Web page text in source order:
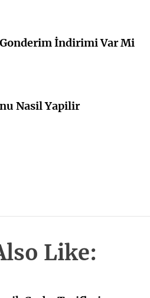
İndirimi Var Mi
Nasil Yapilir
Like: